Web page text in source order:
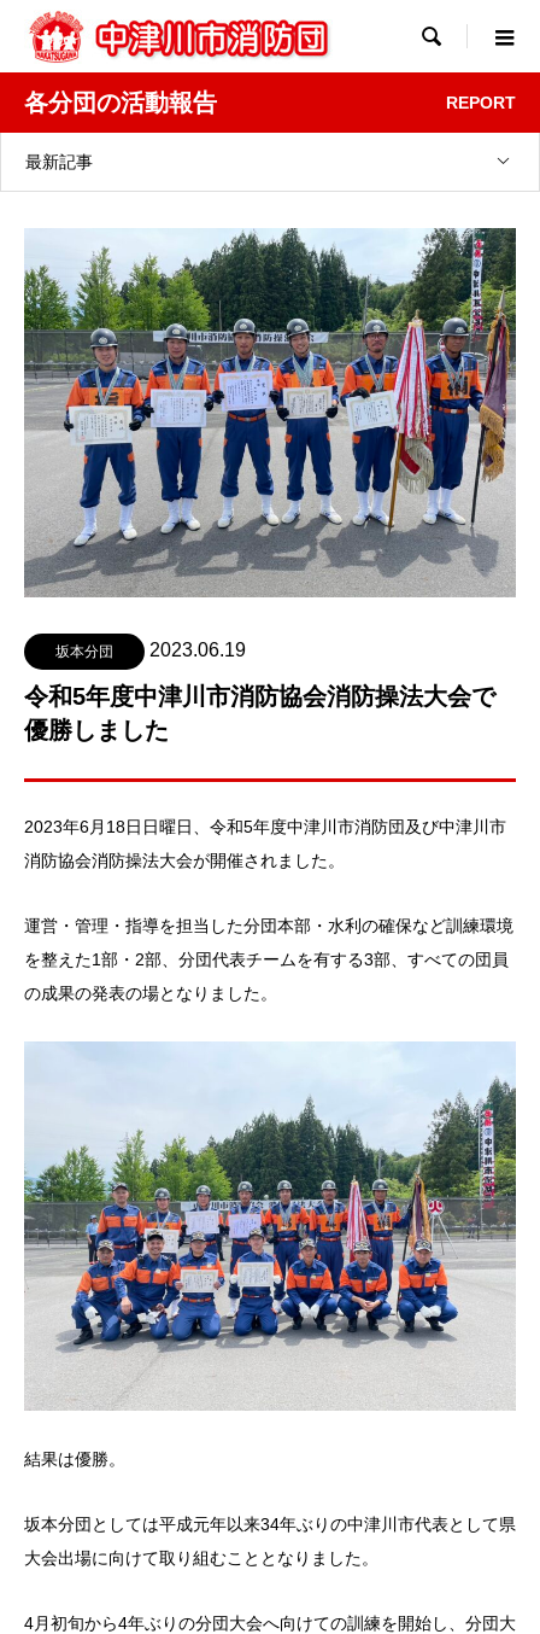

各分団の活動報告 REPORT
最新記事
坂本分団 2023.06.19
令和5年度中津川市消防協会消防操法大会で
優勝しました
2023年6月18日日曜日、令和5年度中津川市消防団及び中津川市
消防協会消防操法大会が開催されました。
運営・管理・指導を担当した分団本部・水利の確保など訓練環境
を整えた1部・2部、分団代表チームを有する3部、すべての団員
の成果の発表の場となりました。
結果は優勝。
坂本分団としては平成元年以来34年ぶりの中津川市代表として県
大会出場に向けて取り組むこととなりました。
4月初旬から4年ぶりの分団大会へ向けての訓練を開始し、分団大